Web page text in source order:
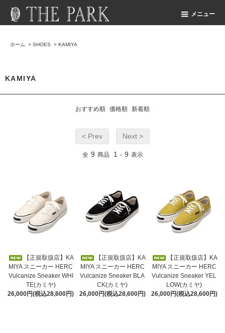
メニュー
ホーム > SHOES > KAMIYA
KAMIYA
おすすめ順 価格順 新着順
< Prev Next >
全 9 商品 1 - 9 表示
【正規取扱店】KA
MIYA スニーカー HERC
Vulcanize Sneaker WHI
TE(カミヤ)
26,000円(税込28,600円)
【正規取扱店】KA
MIYA スニーカー HERC
Vulcanize Sneaker BLA
CK(カミヤ)
26,000円(税込28,600円)
【正規取扱店】KA
MIYA スニーカー HERC
Vulcanize Sneaker YEL
LOW(カミヤ)
26,000円(税込28,600円)